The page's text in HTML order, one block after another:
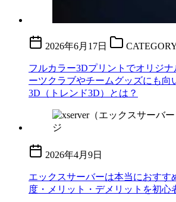
2026年6月17日
フルカラー3Dプリントでオリジ
ーツクラブやチームグッズにも向
3D（トレンド3D）とは？
2026年4月9日
エックスサーバーは本当におすす
度・メリット・デメリットを初心